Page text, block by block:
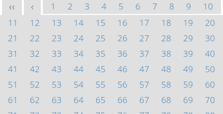
<< < 1 2 3 4 5 6 7 8 9
10
11
12 13 14 15 16 17 18 19
20
21
22 23 24 25 26 27 28 29
30
31
32 33 34 35 36 37 38 39
40
41
42 43 44 45 46 47 48 49
50
51
52 53 54 55 56 57 58 59
60
61
62 63 64 65 66 67 68 69
70